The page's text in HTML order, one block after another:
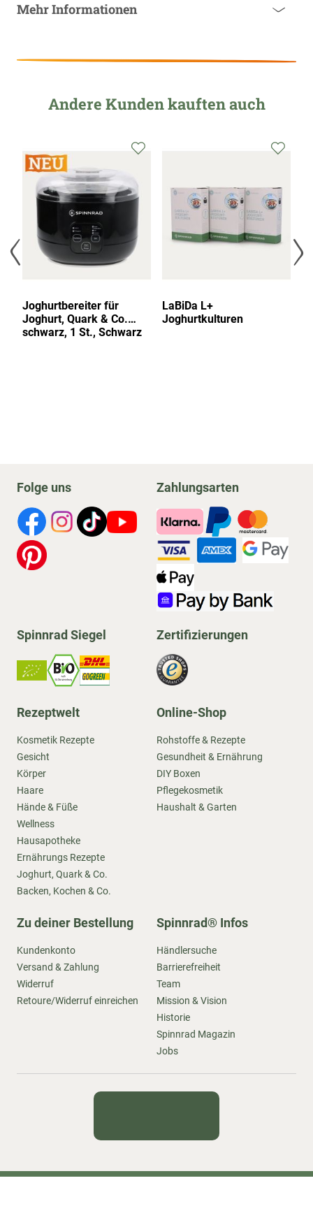
Mehr Informationen
Andere Kunden kauften auch
Joghurtbereiter für
Joghurt, Quark & Co.
schwarz, 1 St., Schwarz
LaBiDa L+
Joghurtkulturen
Folge uns Zahlungsarten
Spinnrad Siegel Zertifizierungen
Rezeptwelt
Kosmetik Rezepte
Gesicht
Körper
Haare
Hände & Füße
Wellness
Hausapotheke
Ernährungs Rezepte
Joghurt, Quark & Co.
Backen, Kochen & Co.
Online-Shop
Rohstoffe & Rezepte
Gesundheit & Ernährung
DIY Boxen
Pflegekosmetik
Haushalt & Garten
Zu deiner Bestellung
Kundenkonto
Versand & Zahlung
Widerruf
Retoure/Widerruf einreichen
Spinnrad® Infos
Händlersuche
Barrierefreiheit
Team
Mission & Vision
Historie
Spinnrad Magazin
Jobs